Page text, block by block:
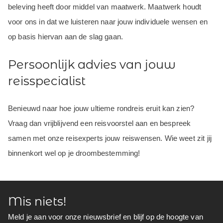
beleving heeft door middel van maatwerk. Maatwerk houdt
voor ons in dat we luisteren naar jouw individuele wensen en
op basis hiervan aan de slag gaan.
Persoonlijk advies van jouw
reisspecialist
Benieuwd naar hoe jouw ultieme rondreis eruit kan zien?
Vraag dan vrijblijvend een reisvoorstel aan en bespreek
samen met onze reisexperts jouw reiswensen. Wie weet zit jij
binnenkort wel op je droombestemming!
Mis niets!
Meld je aan voor onze nieuwsbrief en blijf op de hoogte van